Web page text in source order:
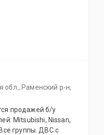
обл., Раменский р-н,
продажей б/у
Mitsubishi, Nissan,
группы. ДВС с